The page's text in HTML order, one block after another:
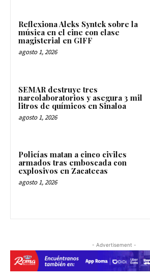
Reflexiona Aleks Syntek sobre la
música en el cine con clase
magisterial en GIFF
agosto 1, 2026
SEMAR destruye tres
narcolaboratorios y asegura 3 mil
litros de químicos en Sinaloa
agosto 1, 2026
Policías matan a cinco civiles
armados tras emboscada con
explosivos en Zacatecas
agosto 1, 2026
- Advertisement -